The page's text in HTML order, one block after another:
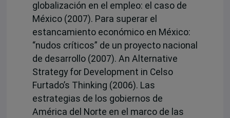
globalización en el empleo: el caso de
México (2007). Para superar el
estancamiento económico en México:
“nudos críticos” de un proyecto nacional
de desarrollo (2007). An Alternative
Strategy for Development in Celso
Furtado’s Thinking (2006). Las
estrategias de los gobiernos de
América del Norte en el marco de las